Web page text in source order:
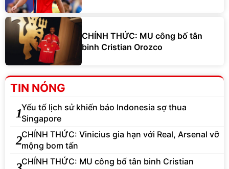
CHÍNH THỨC: MU công bố tân
binh Cristian Orozco
TIN NÓNG
1Yếu tố lịch sử khiến báo Indonesia sợ thua
Singapore
2CHÍNH THỨC: Vinicius gia hạn với Real, Arsenal vỡ
mộng bom tấn
CHÍNH THỨC: MU công bố tân binh Cristian